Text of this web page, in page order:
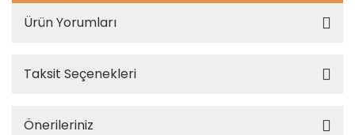
Ürün Yorumları
Taksit Seçenekleri
Önerileriniz